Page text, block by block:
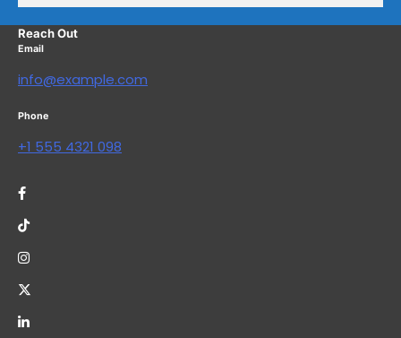
Reach Out
Email
info@example.com
Phone
+1 555 4321 098